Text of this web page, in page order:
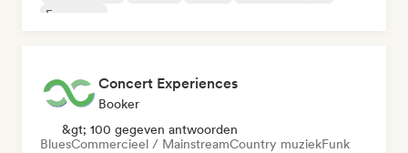
Franse rap
Concert Experiences
Booker
&gt; 100 gegeven antwoorden
BluesCommercieel / MainstreamCountry muziekFunk